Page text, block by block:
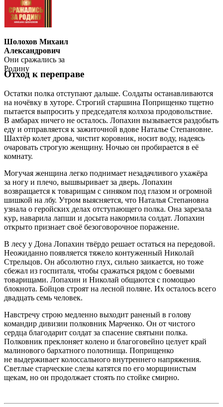
Шолохов Михаил
Александрович
Они сражались за
Родину
Отход к переправе
Остатки полка отступают дальше. Солдаты останавливаются
на ночёвку в хуторе. Строгий старшина Поприщенко тщетно
пытается выпросить у председателя колхоза продовольствие.
В амбарах ничего не осталось. Лопахин вызывается раздобыть
еду и отправляется к зажиточной вдове Наталье Степановне.
Шахтёр колет дрова, чистит коровник, носит воду, надеясь
очаровать строгую женщину. Ночью он пробирается в её
комнату.
Могучая женщина легко поднимает незадачливого ухажёра
за ногу и плечо, вышвыривает за дверь. Лопахин
возвращается к товарищам с синяком под глазом и огромной
шишкой на лбу. Утром выясняется, что Наталья Степановна
узнала о геройских делах отступающего полка. Она зарезала
кур, наварила лапши и досыта накормила солдат. Лопахин
открыто признает своё безоговорочное поражение.
В лесу у Дона Лопахин твёрдо решает остаться на передовой.
Неожиданно появляется тяжело контуженный Николай
Стрельцов. Он абсолютно глух, сильно заикается, но тоже
сбежал из госпиталя, чтобы сражаться рядом с боевыми
товарищами. Лопахин и Николай общаются с помощью
блокнота. Бойцов строят на лесной поляне. Их осталось всего
двадцать семь человек.
Навстречу строю медленно выходит раненый в голову
командир дивизии полковник Марченко. Он от чистого
сердца благодарит солдат за спасение святыни полка.
Полковник преклоняет колено и благоговейно целует край
малинового бархатного полотнища. Поприщенко
не выдерживает колоссального внутреннего напряжения.
Светлые старческие слезы катятся по его морщинистым
щекам, но он продолжает стоять по стойке смирно.